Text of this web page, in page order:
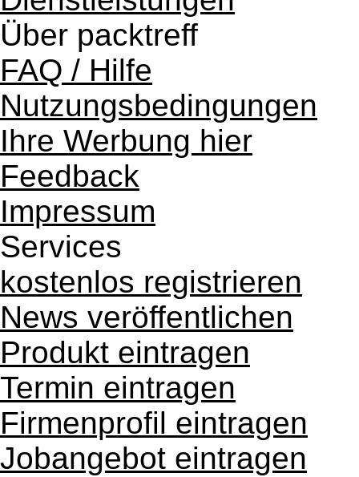
Über packtreff
FAQ / Hilfe
Nutzungsbedingungen
Ihre Werbung hier
Feedback
Impressum
Services
kostenlos registrieren
News veröffentlichen
Produkt eintragen
Termin eintragen
Firmenprofil eintragen
Jobangebot eintragen